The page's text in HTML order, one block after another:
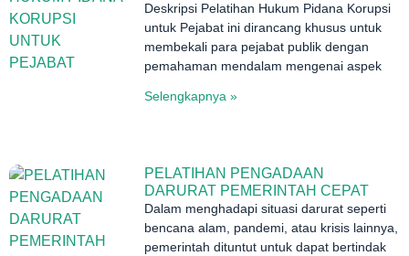
Deskripsi Pelatihan Hukum Pidana Korupsi
untuk Pejabat ini dirancang khusus untuk
membekali para pejabat publik dengan
pemahaman mendalam mengenai aspek
Selengkapnya »
PELATIHAN PENGADAAN
DARURAT PEMERINTAH CEPAT
Dalam menghadapi situasi darurat seperti
bencana alam, pandemi, atau krisis lainnya,
pemerintah dituntut untuk dapat bertindak